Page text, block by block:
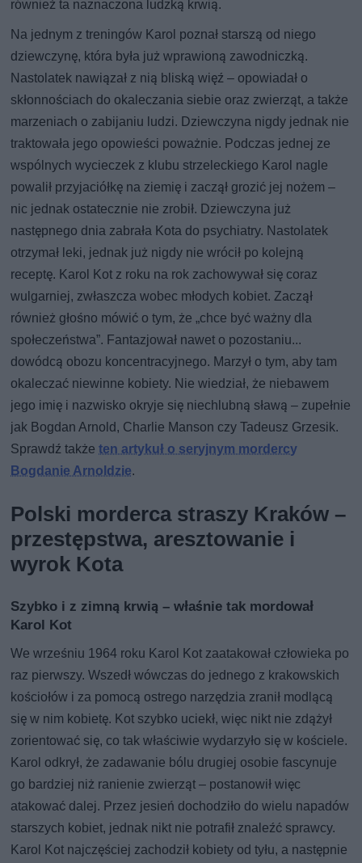
również ta naznaczona ludzką krwią.
Na jednym z treningów Karol poznał starszą od niego
dziewczynę, która była już wprawioną zawodniczką.
Nastolatek nawiązał z nią bliską więź – opowiadał o
skłonnościach do okaleczania siebie oraz zwierząt, a także
marzeniach o zabijaniu ludzi. Dziewczyna nigdy jednak nie
traktowała jego opowieści poważnie. Podczas jednej ze
wspólnych wycieczek z klubu strzeleckiego Karol nagle
powalił przyjaciółkę na ziemię i zaczął grozić jej nożem –
nic jednak ostatecznie nie zrobił. Dziewczyna już
następnego dnia zabrała Kota do psychiatry. Nastolatek
otrzymał leki, jednak już nigdy nie wrócił po kolejną
receptę. Karol Kot z roku na rok zachowywał się coraz
wulgarniej, zwłaszcza wobec młodych kobiet. Zaczął
również głośno mówić o tym, że „chce być ważny dla
społeczeństwa”. Fantazjował nawet o pozostaniu...
dowódcą obozu koncentracyjnego. Marzył o tym, aby tam
okaleczać niewinne kobiety. Nie wiedział, że niebawem
jego imię i nazwisko okryje się niechlubną sławą – zupełnie
jak Bogdan Arnold, Charlie Manson czy Tadeusz Grzesik.
Sprawdź takżeten artykuł o seryjnym mordercy
Bogdanie Arnoldzie.
Polski morderca straszy Kraków –
przestępstwa, aresztowanie i
wyrok Kota
Szybko i z zimną krwią – właśnie tak mordował
Karol Kot
We wrześniu 1964 roku Karol Kot zaatakował człowieka po
raz pierwszy. Wszedł wówczas do jednego z krakowskich
kościołów i za pomocą ostrego narzędzia zranił modlącą
się w nim kobietę. Kot szybko uciekł, więc nikt nie zdążył
zorientować się, co tak właściwie wydarzyło się w kościele.
Karol odkrył, że zadawanie bólu drugiej osobie fascynuje
go bardziej niż ranienie zwierząt – postanowił więc
atakować dalej. Przez jesień dochodziło do wielu napadów
starszych kobiet, jednak nikt nie potrafił znaleźć sprawcy.
Karol Kot najczęściej zachodził kobiety od tyłu, a następnie